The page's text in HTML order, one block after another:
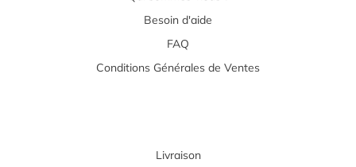
Besoin d'aide
FAQ
Conditions Générales de Ventes
Livraison